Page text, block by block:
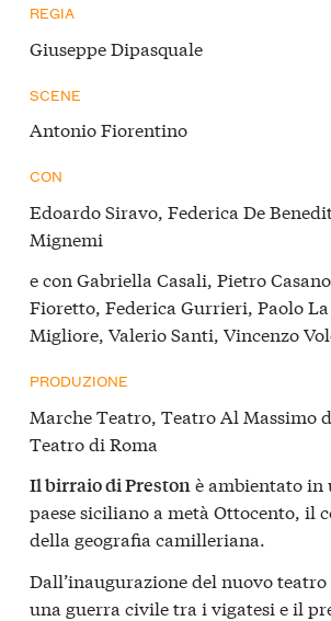
REGIA
Giuseppe Dipasquale
SCENE
Antonio Fiorentino
CON
Edoardo Siravo, Federica De
Mignemi
e con Gabriella Casali, Pietro
Fioretto, Federica Gurrieri, Paolo
Migliore, Valerio Santi, Vincenzo
PRODUZIONE
Marche Teatro, Teatro Al Massimo
Teatro di Roma
Il birraio di Prestonè ambientato in
paese siciliano a metà Ottocento, il
della geografia camilleriana.
Dall’inaugurazione del nuovo teatro
una guerra civile tra i vigatesi e il